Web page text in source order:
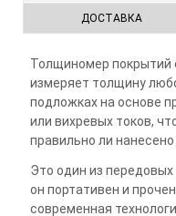
ДОСТАВКА
Толщиномер покрытий
измеряет толщину
подложках на основе
или вихревых токов,
правильно ли нанесено
Это один из передовых
он портативен и
современная